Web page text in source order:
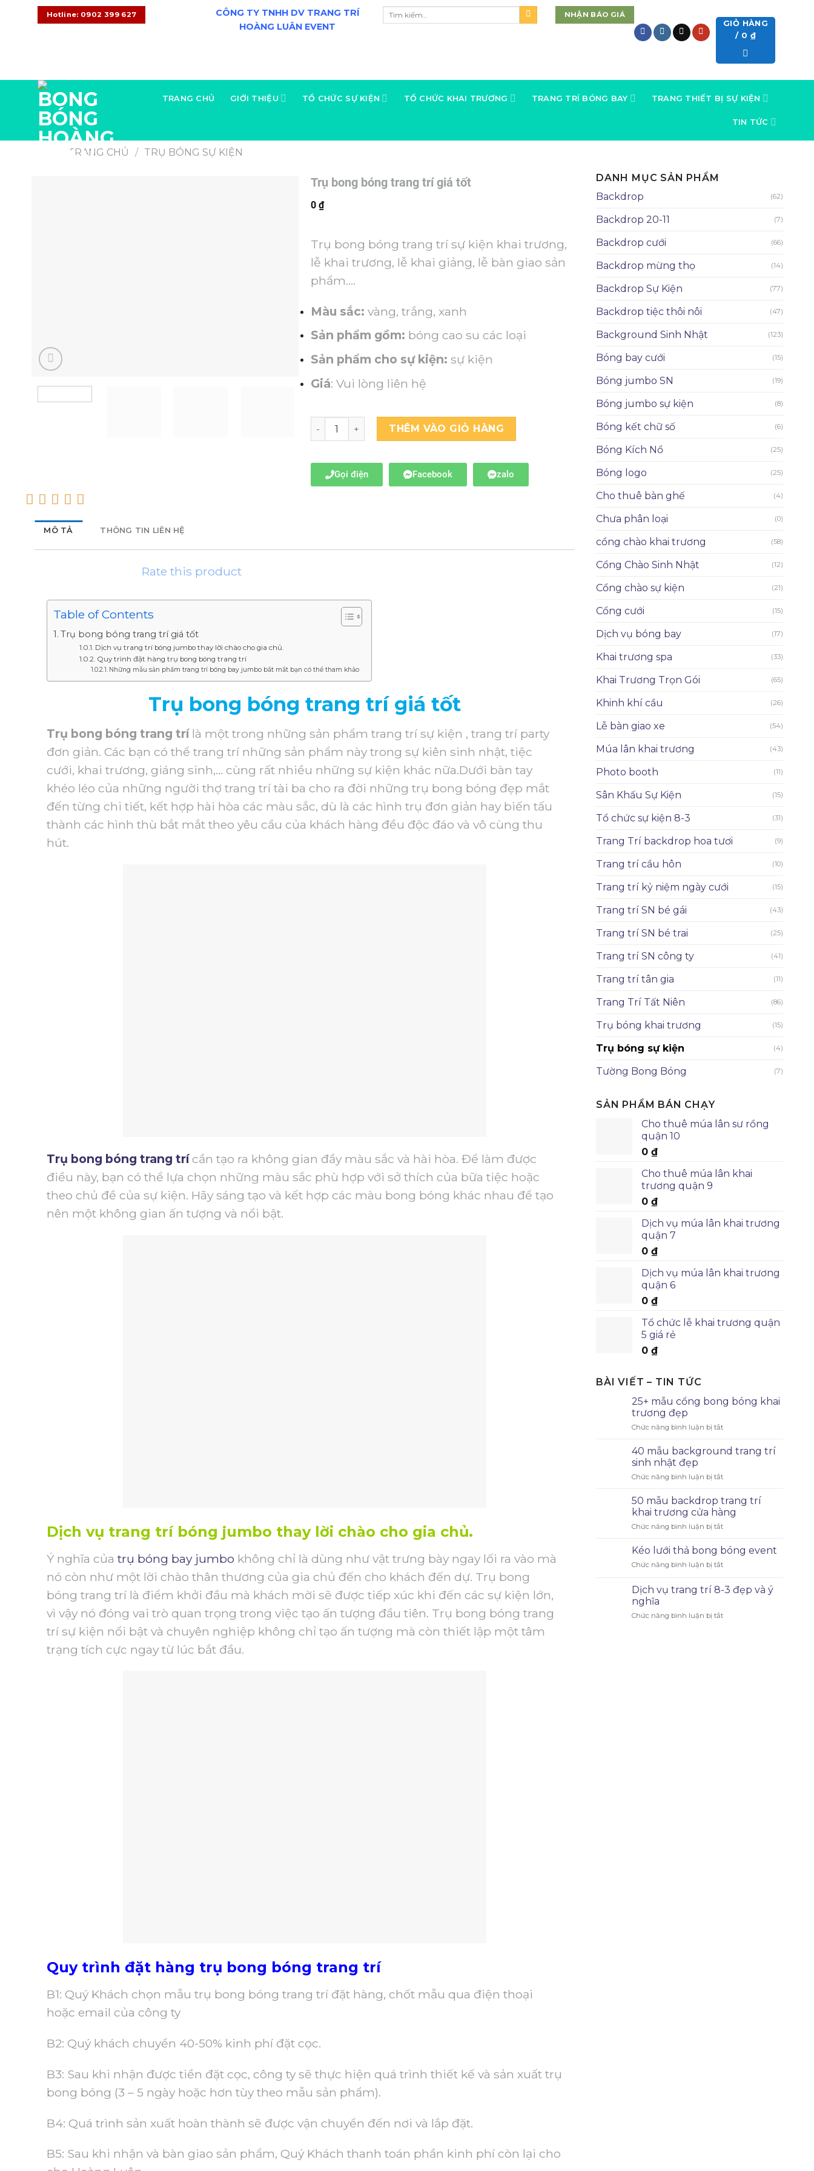
Hotline: 0902 399 627
CÔNG TY TNHH DV TRANG TRÍ
HOÀNG LUÂN EVENT
NHẬN BÁO GIÁ
GIỎ HÀNG
/ 0 ₫
TRANG CHỦ GIỚI THIỆU TỔ CHỨC SỰ KIỆN TỔ CHỨC KHAI TRƯƠNG TRANG TRÍ BÓNG BAY TRANG THIẾT BỊ SỰ KIỆN
TIN TỨC
TRANG CHỦ / TRỤ BÓNG SỰ KIỆN
Trụ bong bóng trang trí giá tốt
0 ₫
Trụ bong bóng trang trí sự kiện khai trương,
lễ khai trương, lễ khai giảng, lễ bàn giao sản
phẩm….
Màu sắc: vàng, trắng, xanh
Sản phẩm gồm: bóng cao su các loại
Sản phẩm cho sự kiện: sự kiện
Giá: Vui lòng liên hệ
THÊM VÀO GIỎ HÀNG
Gọi điện Facebook zalo
MÔ TẢ THÔNG TIN LIÊN HỆ
Rate this product
Table of Contents
Trụ bong bóng trang trí giá tốt
Dịch vụ trang trí bóng jumbo thay lời chào cho gia chủ.
Quy trình đặt hàng trụ bong bóng trang trí
Những mẫu sản phẩm trang trí bóng bay jumbo bắt mắt bạn có thể tham khảo
Trụ bong bóng trang trí giá tốt
Trụ bong bóng trang trí là một trong những sản phẩm trang trí sự kiện , trang trí party
đơn giản. Các bạn có thể trang trí những sản phẩm này trong sự kiên sinh nhật, tiệc
cưới, khai trương, giáng sinh,… cùng rất nhiều những sự kiện khác nữa.Dưới bàn tay
khéo léo của những người thợ trang trí tài ba cho ra đời những trụ bong bóng đẹp mắt
đến từng chi tiết, kết hợp hài hòa các màu sắc, dù là các hình trụ đơn giản hay biến tấu
thành các hình thù bắt mắt theo yêu cầu của khách hàng đều độc đáo và vô cùng thu
hút.
Trụ bong bóng trang trícần tạo ra không gian đầy màu sắc và hài hòa. Để làm được
điều này, bạn có thể lựa chọn những màu sắc phù hợp với sở thích của bữa tiệc hoặc
theo chủ đề của sự kiện. Hãy sáng tạo và kết hợp các màu bong bóng khác nhau để tạo
nên một không gian ấn tượng và nổi bật.
Dịch vụ trang trí bóng jumbo thay lời chào cho gia chủ.
Ý nghĩa của trụ bóng bay jumbo không chỉ là dùng như vật trưng bày ngay lối ra vào mà
nó còn như một lời chào thân thương của gia chủ đến cho khách đến dự. Trụ bong
bóng trang trí là điểm khởi đầu mà khách mời sẽ được tiếp xúc khi đến các sự kiện lớn,
vì vậy nó đóng vai trò quan trọng trong việc tạo ấn tượng đầu tiên. Trụ bong bóng trang
trí sự kiện nổi bật và chuyên nghiệp không chỉ tạo ấn tượng mà còn thiết lập một tâm
trạng tích cực ngay từ lúc bắt đầu.
Quy trình đặt hàng trụ bong bóng trang trí
B1: Quý Khách chọn mẫu trụ bong bóng trang trí đặt hàng, chốt mẫu qua điện thoại
hoặc email của công ty
B2: Quý khách chuyển 40-50% kinh phí đặt cọc.
B3: Sau khi nhận được tiền đặt cọc, công ty sẽ thực hiện quá trình thiết kế và sản xuất trụ
bong bóng (3 – 5 ngày hoặc hơn tùy theo mẫu sản phẩm).
B4: Quá trình sản xuất hoàn thành sẽ được vận chuyển đến nơi và lắp đặt.
B5: Sau khi nhận và bàn giao sản phẩm, Quý Khách thanh toán phần kinh phí còn lại cho
DANH MỤC SẢN PHẨM
Backdrop
(62)
Backdrop 20-11 (7)
Backdrop cưới (66)
Backdrop mừng thọ (14)
Backdrop Sự Kiện (77)
Backdrop tiệc thôi nôi (47)
Background Sinh Nhật (123)
Bóng bay cưới (15)
Bóng jumbo SN (19)
Bóng jumbo sự kiện (8)
Bóng kết chữ số (6)
Bóng Kích Nổ (25)
Bóng logo (25)
Cho thuê bàn ghế (4)
Chưa phân loại (0)
cổng chào khai trương (58)
Cổng Chào Sinh Nhật (12)
Cổng chào sự kiện (21)
Cổng cưới (15)
Dịch vụ bóng bay (17)
Khai trương spa (33)
Khai Trương Trọn Gói (65)
Khinh khí cầu (26)
Lễ bàn giao xe (54)
Múa lân khai trương (43)
Photo booth (11)
Sân Khấu Sự Kiện (15)
Tổ chức sự kiện 8-3 (31)
Trang Trí backdrop hoa tươi (9)
Trang trí cầu hôn (10)
Trang trí kỷ niệm ngày cưới (15)
Trang trí SN bé gái (43)
Trang trí SN bé trai (25)
Trang trí SN công ty (41)
Trang trí tân gia (11)
Trang Trí Tất Niên (86)
Trụ bóng khai trương (15)
Trụ bóng sự kiện (4)
Tường Bong Bóng (7)
SẢN PHẨM BÁN CHẠY
Cho thuê múa lân sư rồng
quận 10
0₫
Cho thuê múa lân khai
trương quận 9
0₫
Dịch vụ múa lân khai trương
quận 7
0₫
Dịch vụ múa lân khai trương
quận 6
0₫
Tổ chức lễ khai trương quận
5 giá rẻ
0₫
BÀI VIẾT – TIN TỨC
25+ mẫu cổng bong bóng khai
trương đẹp
Chức năng bình luận bị tắt
40 mẫu background trang trí
sinh nhật đẹp
Chức năng bình luận bị tắt
50 mẫu backdrop trang trí
khai trương cửa hàng
Chức năng bình luận bị tắt
Kéo lưới thả bong bóng event
Chức năng bình luận bị tắt
Dịch vụ trang trí 8-3 đẹp và ý
nghĩa
Chức năng bình luận bị tắt